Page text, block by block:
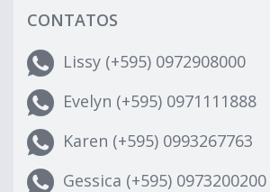
CONTATOS
Lissy (+595) 0972908000
Evelyn (+595) 0971111888
Karen (+595) 0993267763
Gessica (+595) 0973200200